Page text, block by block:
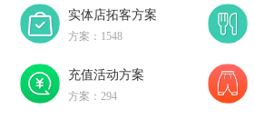
实体店拓客方案
方案：1548
充值活动方案
方案：294